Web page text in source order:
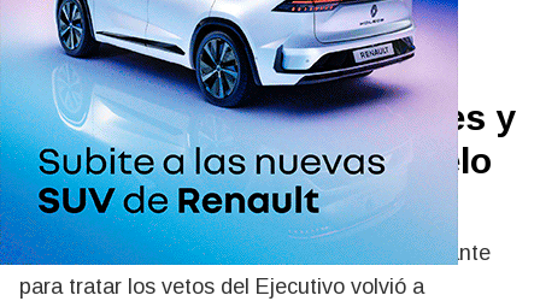
Rechazaron la ordenanza
para la creación de un
Centro de Adultos Mayores y
jubiladas se tiraron al suelo
en rechazo
La sesión extraordinaria del Concejo Deliberante
para tratar los vetos del Ejecutivo volvió a